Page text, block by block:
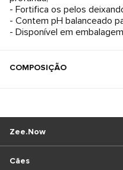
- Fortifica os pelos
- Contem pH balanceado
- Disponível em
COMPOSIÇÃO
Cães
Zee.Now